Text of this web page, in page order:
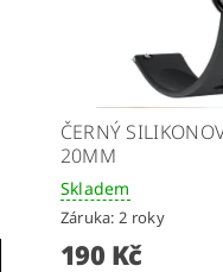
ČERNÝ
20MM
Skladem
Záruka: 2 roky
190 Kč